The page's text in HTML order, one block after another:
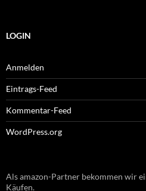
LOGIN
Anmelden
Eintrags-Feed
Kommentar-Feed
WordPress.org
Als amazon-Partner bekommen wir
Käufen.